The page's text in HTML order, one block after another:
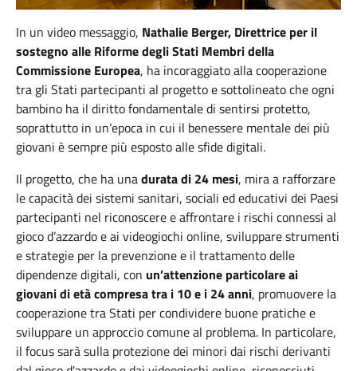
In un video messaggio, Nathalie Berger, Direttrice per il
sostegno alle Riforme degli Stati Membri della
Commissione Europea, ha incoraggiato alla cooperazione
tra gli Stati partecipanti al progetto e sottolineato che ogni
bambino ha il diritto fondamentale di sentirsi protetto,
soprattutto in un’epoca in cui il benessere mentale dei più
giovani è sempre più esposto alle sfide digitali.
Il progetto, che ha unadurata di 24 mesi, mira a rafforzare
le capacità dei sistemi sanitari, sociali ed educativi dei Paesi
partecipanti nel riconoscere e affrontare i rischi connessi al
gioco d’azzardo e ai videogiochi online, sviluppare strumenti
e strategie per la prevenzione e il trattamento delle
dipendenze digitali, con un’attenzione particolare ai
giovani di età compresa tra i 10 e i 24 anni, promuovere la
cooperazione tra Stati per condividere buone pratiche e
sviluppare un approccio comune al problema. In particolare,
il focus sarà sulla protezione dei minori dai rischi derivanti